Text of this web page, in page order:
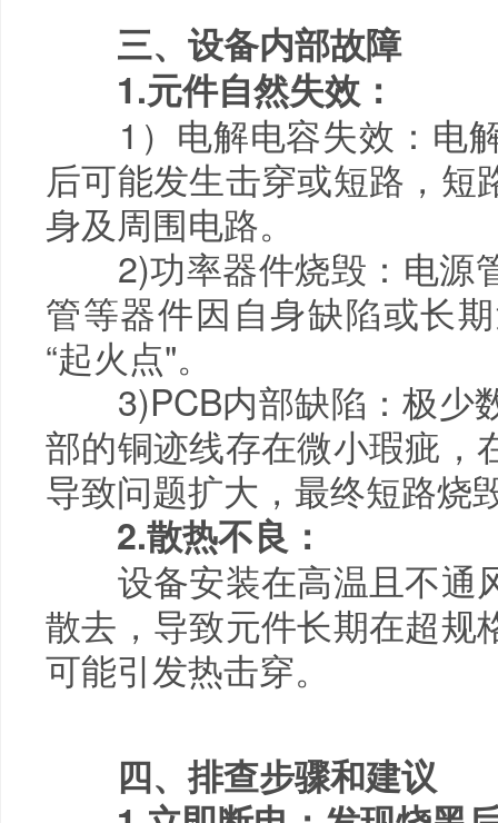
三、设备内部故障
1.元件自然失效：
1）电解电容失效：电
后可能发生击穿或短路，
身及周围电路。
2)功率器件烧毁：电源
管等器件因自身缺陷或长
“起火点"。
3)PCB内部缺陷：极少
部的铜迹线存在微小瑕疵，
导致问题扩大，最终短路烧
2.散热不良：
设备安装在高温且不通
散去，导致元件长期在超规
可能引发热击穿。
四、排查步骤和建议